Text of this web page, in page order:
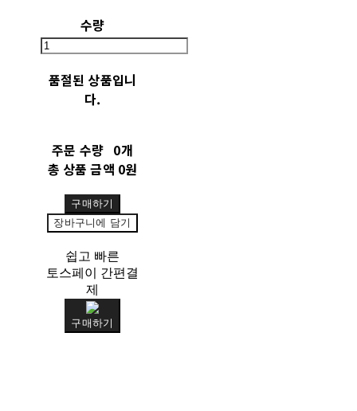
수량
품절된 상품입니
다.
주문 수량 0개
총 상품 금액 0원
구매하기
장바구니에 담기
쉽고 빠른
토스페이 간편결
제
구매하기